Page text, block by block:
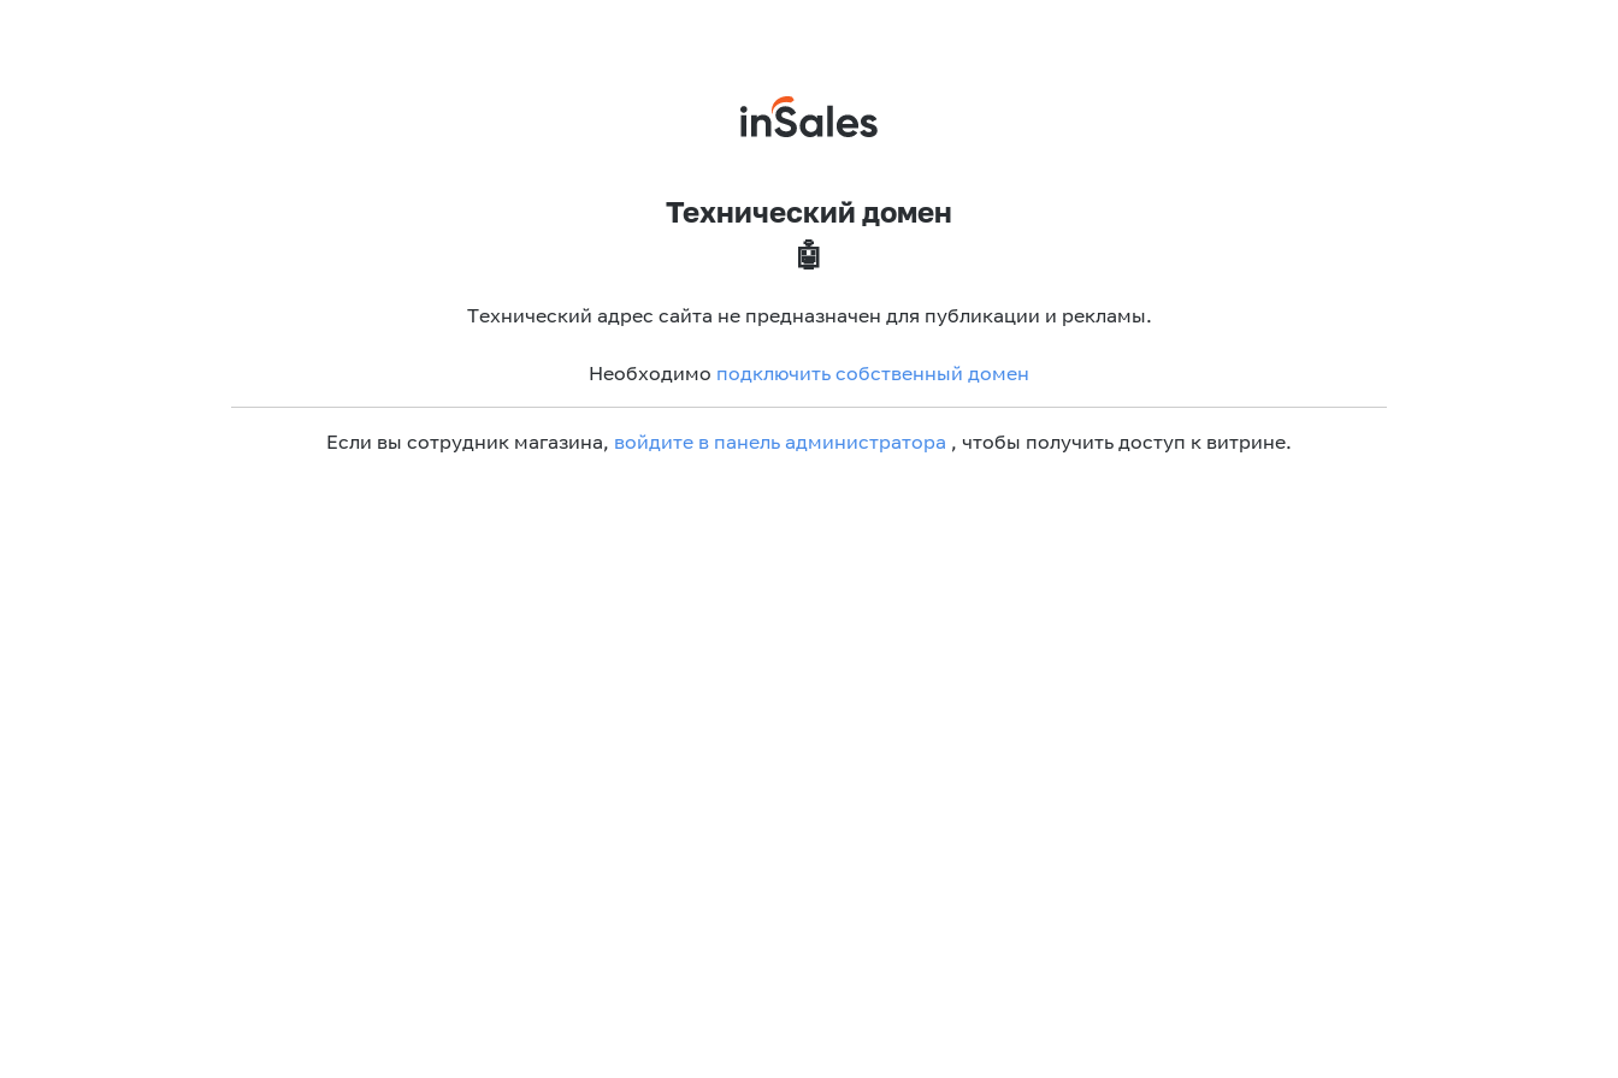
Технический домен
🤖
Технический адрес сайта не предназначен для публикации и рекламы.
Необходимо подключить собственный домен
Если вы сотрудник магазина, войдите в панель администратора , чтобы получить доступ к витрине.